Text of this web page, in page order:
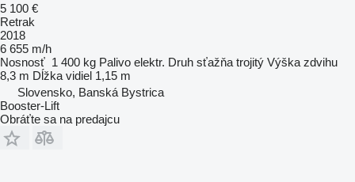
5 100 €
Retrak
2018
6 655 m/h
Nosnosť 1 400 kg Palivo elektr. Druh sťažňa trojitý Výška zdvihu
8,3 m Dĺžka vidiel 1,15 m
Slovensko, Banská Bystrica
Booster-Lift
Obráťte sa na predajcu